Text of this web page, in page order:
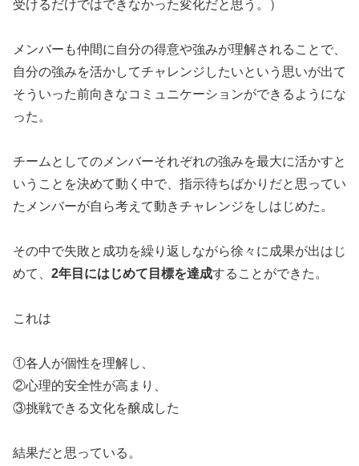
受けるだけではできなかった変化だと思う。）
メンバーも仲間に自分の得意や強みが理解されることで、
自分の強みを活かしてチャレンジしたいという思いが出て
そういった前向きなコミュニケーションができるようにな
った。
チームとしてのメンバーそれぞれの強みを最大に活かすと
いうことを決めて動く中で、指示待ちばかりだと思ってい
たメンバーが自ら考えて動きチャレンジをしはじめた。
その中で失敗と成功を繰り返しながら徐々に成果が出はじ
めて、 2年目にはじめて目標を達成することができた。
これは
①各人が個性を理解し、
②心理的安全性が高まり、
③挑戦できる文化を醸成した
結果だと思っている。